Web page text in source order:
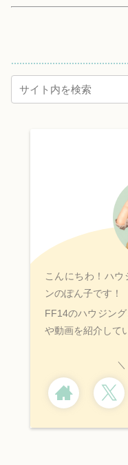
こんにちわ！ハ
ンのぽん子です！
FF14のハウジン
や動画を紹介して